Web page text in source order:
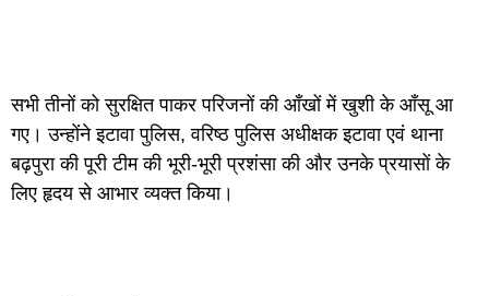
सभी तीनों को सुरक्षित पाकर परिजनों की आँखों में खुशी के आँसू आ
गए। उन्होंने इटावा पुलिस, वरिष्ठ पुलिस अधीक्षक इटावा एवं थाना
बढ़पुरा की पूरी टीम की भूरी-भूरी प्रशंसा की और उनके प्रयासों के
लिए हृदय से आभार व्यक्त किया।